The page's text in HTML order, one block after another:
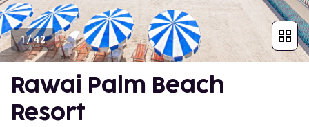
1/42
Rawai Palm Beach
Resort